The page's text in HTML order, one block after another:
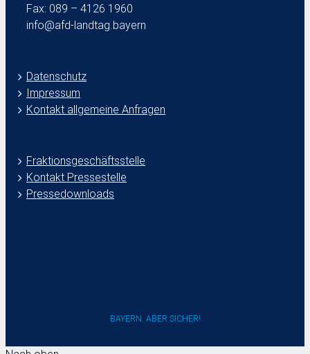
Fax: 089 – 4126 1960
info@afd-landtag.bayern
Datenschutz
Impressum
Kontakt allgemeine Anfragen
Fraktionsgeschäftsstelle
Kontakt Pressestelle
Pressedownloads
BAYERN. ABER SICHER!